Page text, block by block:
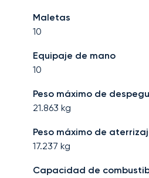
Maletas
10
Equipaje de mano
10
Peso máximo de
21.863 kg
Peso máximo de
17.237 kg
Capacidad de